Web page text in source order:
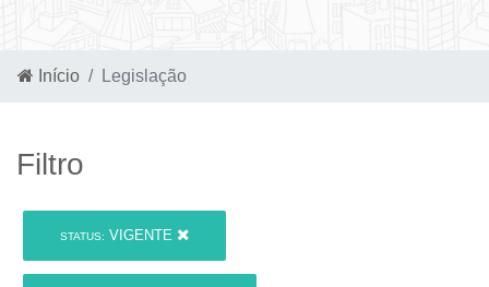
Início Legislação
Filtro
STATUS: VIGENTE